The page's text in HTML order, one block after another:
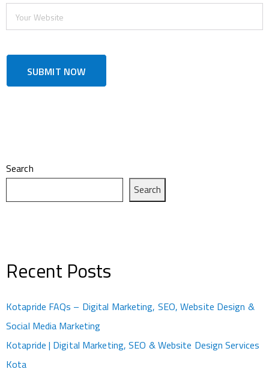
Search
Search
Recent Posts
Kotapride FAQs – Digital Marketing, SEO, Website Design &
Social Media Marketing
Kotapride | Digital Marketing, SEO & Website Design Services
Kota